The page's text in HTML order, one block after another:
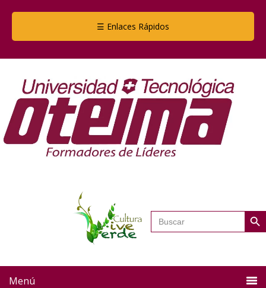
☰ Enlaces Rápidos
Buscar: Botón
Menú